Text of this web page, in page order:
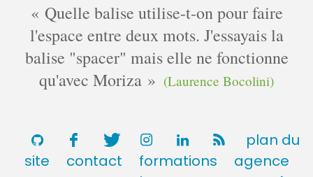
s
i
r
s
Quelle balise utilise-t-on pour faire
l'espace entre deux mots. J'essayais la
balise "spacer" mais elle ne fonctionne
qu'avec Moriza
(Laurence Bocolini)
plan du
site
contact formations
agence